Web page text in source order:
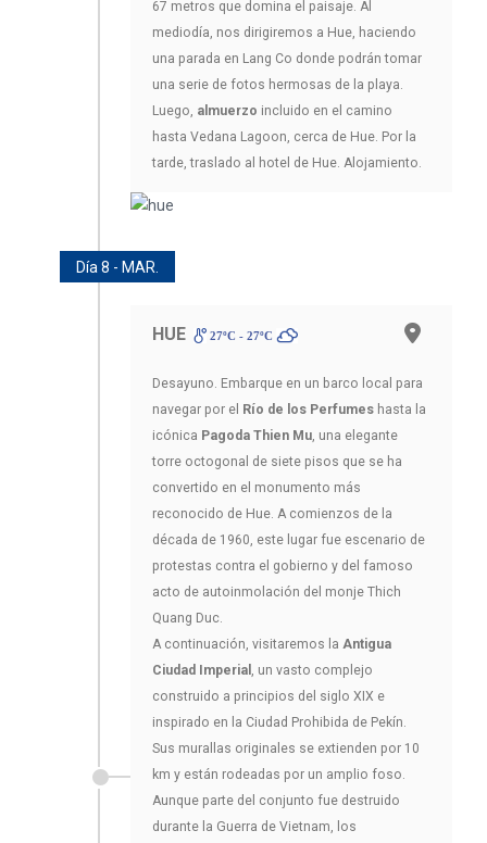
67 metros que domina el paisaje. Al
mediodía, nos dirigiremos a Hue, haciendo
una parada en Lang Co donde podrán tomar
una serie de fotos hermosas de la playa.
Luego, almuerzo incluido en el camino
hasta Vedana Lagoon, cerca de Hue. Por la
tarde, traslado al hotel de Hue. Alojamiento.
Día 8 - MAR.
HUE 27ºC - 27ºC
Desayuno. Embarque en un barco local para
navegar por el Río de los Perfumes hasta la
icónica Pagoda Thien Mu, una elegante
torre octogonal de siete pisos que se ha
convertido en el monumento más
reconocido de Hue. A comienzos de la
década de 1960, este lugar fue escenario de
protestas contra el gobierno y del famoso
acto de autoinmolación del monje Thich
Quang Duc.
A continuación, visitaremos la Antigua
Ciudad Imperial , un vasto complejo
construido a principios del siglo XIX e
inspirado en la Ciudad Prohibida de Pekín.
Sus murallas originales se extienden por 10
km y están rodeadas por un amplio foso.
Aunque parte del conjunto fue destruido
durante la Guerra de Vietnam, los